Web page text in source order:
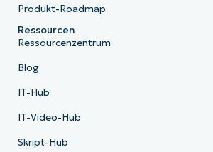
Produkt-Roadmap
Ressourcen
Ressourcenzentrum
Blog
IT-Hub
IT-Video-Hub
Skript-Hub